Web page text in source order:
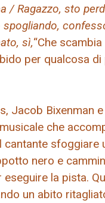
/Ragazzo, sto
sì,“Che
per qualcosa di
Jacob Bixenman
che
cantante sfoggiare
nero e
eseguire la pista.
un abito